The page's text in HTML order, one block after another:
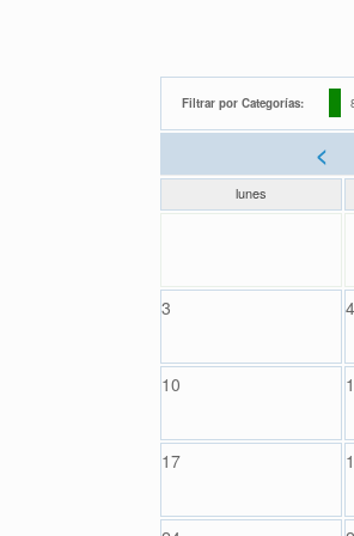
Filtrar por Categorías:
<
lunes
3 4
10
17